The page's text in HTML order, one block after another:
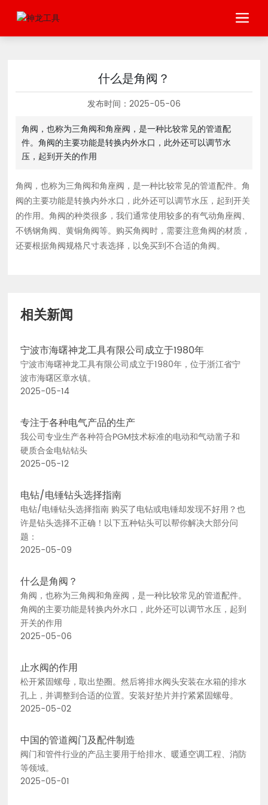
什么是角阀？
发布时间： 2025-05-06
角阀，也称为三角阀和角座阀，是一种比较常见的管道配
件。角阀的主要功能是转换内外水口，此外还可以调节水
压，起到开关的作用
角阀，也称为三角阀和角座阀，是一种比较常见的管道配件。角
阀的主要功能是转换内外水口，此外还可以调节水压，起到开关
的作用。角阀的种类很多，我们通常使用较多的有气动角座阀、
不锈钢角阀、黄铜角阀等。购买角阀时，需要注意角阀的材质，
还要根据角阀规格尺寸表选择，以免买到不合适的角阀。
相关新闻
宁波市海曙神龙工具有限公司成立于1980年
宁波市海曙神龙工具有限公司成立于1980年，位于浙江省宁
波市海曙区章水镇。
2025-05-14
专注于各种电气产品的生产
我公司专业生产各种符合PGM技术标准的电动和气动凿子和
硬质合金电钻钻头
2025-05-12
电钻/电锤钻头选择指南
电钻/电锤钻头选择指南 购买了电钻或电锤却发现不好用？也
许是钻头选择不正确！以下五种钻头可以帮你解决大部分问
题：
2025-05-09
什么是角阀？
角阀，也称为三角阀和角座阀，是一种比较常见的管道配件。
角阀的主要功能是转换内外水口，此外还可以调节水压，起到
开关的作用
2025-05-06
止水阀的作用
松开紧固螺母，取出垫圈。然后将排水阀头安装在水箱的排水
孔上，并调整到合适的位置。安装好垫片并拧紧紧固螺母。
2025-05-02
中国的管道阀门及配件制造
阀门和管件行业的产品主要用于给排水、暖通空调工程、消防
等领域。
2025-05-01